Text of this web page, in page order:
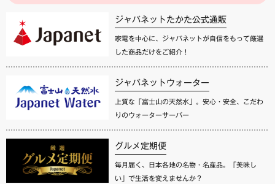
ジャパネットたかた公式通販
家電を中心に、ジャパネットが自信をもって厳選
した商品だけをご紹介！
ジャパネットウォーター
上質な「富士山の天然水」。安心・安全、こだわ
りのウォーターサーバー
グルメ定期便
毎月届く、日本各地の名物・名産品。「美味し
い」で生活を変えませんか？